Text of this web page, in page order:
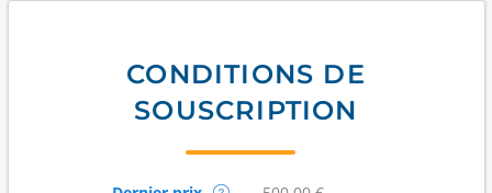
CONDITIONS DE
SOUSCRIPTION